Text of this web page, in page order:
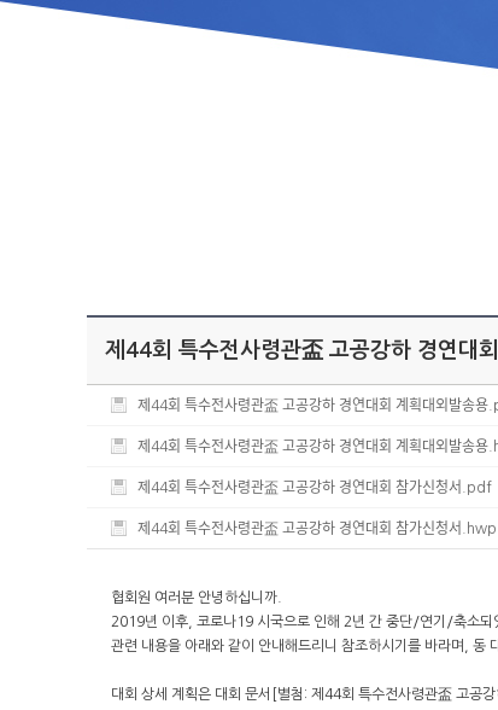
제44회 특수전사령관盃 고공강하 경연대
제44회 특수전사령관盃 고공강하 경연대회
제44회 특수전사령관盃 고공강하 경연대회
제44회 특수전사령관盃 고공강하 경연대회 참가신청서.pdf
제44회 특수전사령관盃 고공강하 경연대회 참가신청서.hwp
협회원 여러분 안녕하십니까.
2019년 이후, 코로나19 시국으로 인해 2년 간 중단/연기/축소되
관련 내용을 아래와 같이 안내해드리니 참조하시기를 바라며, 동
대회 상세 계획은 대회 문서[별첨: 제44회 특수전사령관盃 고공